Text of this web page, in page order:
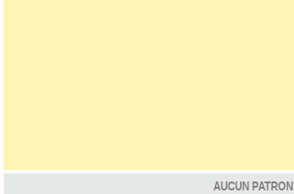
AUCUN PATRON